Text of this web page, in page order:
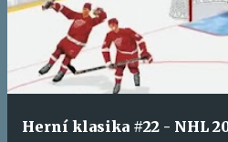
Herní klasika #22 - NHL